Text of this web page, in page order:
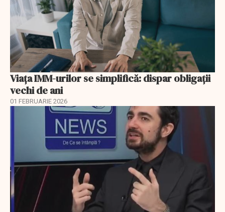
Viața IMM-urilor se simplifică: dispar obligații
vechi de ani
01 FEBRUARIE 2026
EXCLUSIV